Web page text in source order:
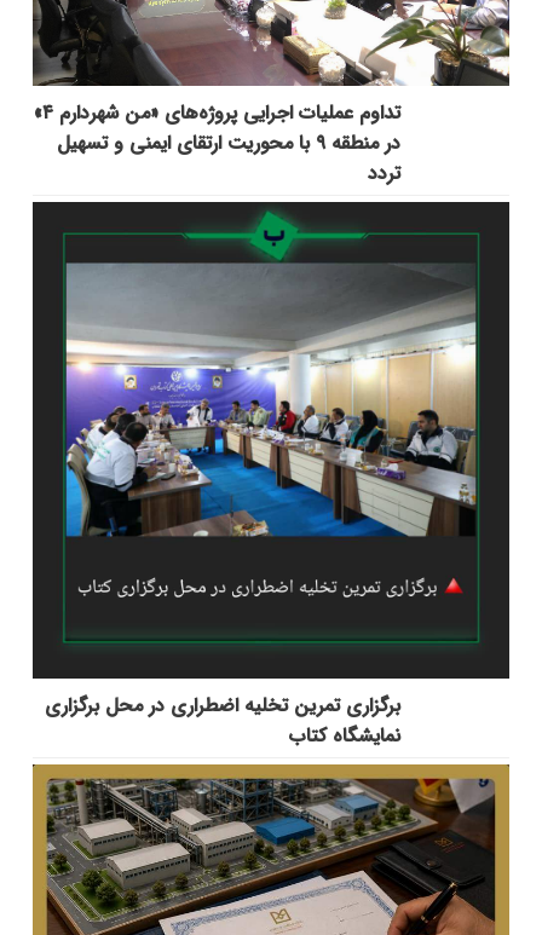
تداوم عملیات اجرایی پروژه‌های «من شهردارم ۴»
در منطقه ۹ با محوریت ارتقای ایمنی و تسهیل
تردد
برگزاری تمرین تخلیه اضطراری در محل برگزاری
نمایشگاه کتاب